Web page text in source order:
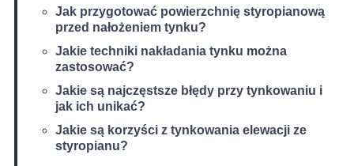
Jak przygotować powierzchnię styropianową
przed nałożeniem tynku?
Jakie techniki nakładania tynku można
zastosować?
Jakie są najczęstsze błędy przy tynkowaniu i
jak ich unikać?
Jakie są korzyści z tynkowania elewacji ze
styropianu?